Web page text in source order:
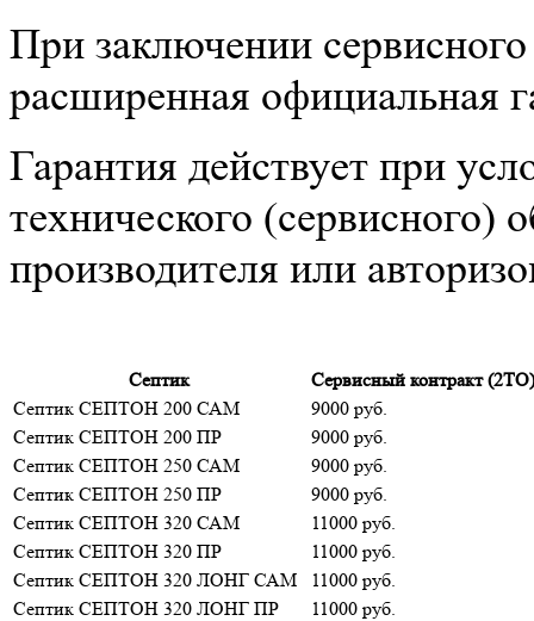
При заключении сервисного
расширенная официальная
Гарантия действует при
технического
производителя или
Септик
Сервисный контракт (2ТО)
Септик СЕПТОН 200 САМ
9000 руб.
Септик СЕПТОН 200 ПР
9000 руб.
Септик СЕПТОН 250 САМ
9000 руб.
Септик СЕПТОН 250 ПР
9000 руб.
Септик СЕПТОН 320 САМ
11000 руб.
Септик СЕПТОН 320 ПР
11000 руб.
Септик СЕПТОН 320 ЛОНГ САМ
11000 руб.
Септик СЕПТОН 320 ЛОНГ ПР
11000 руб.